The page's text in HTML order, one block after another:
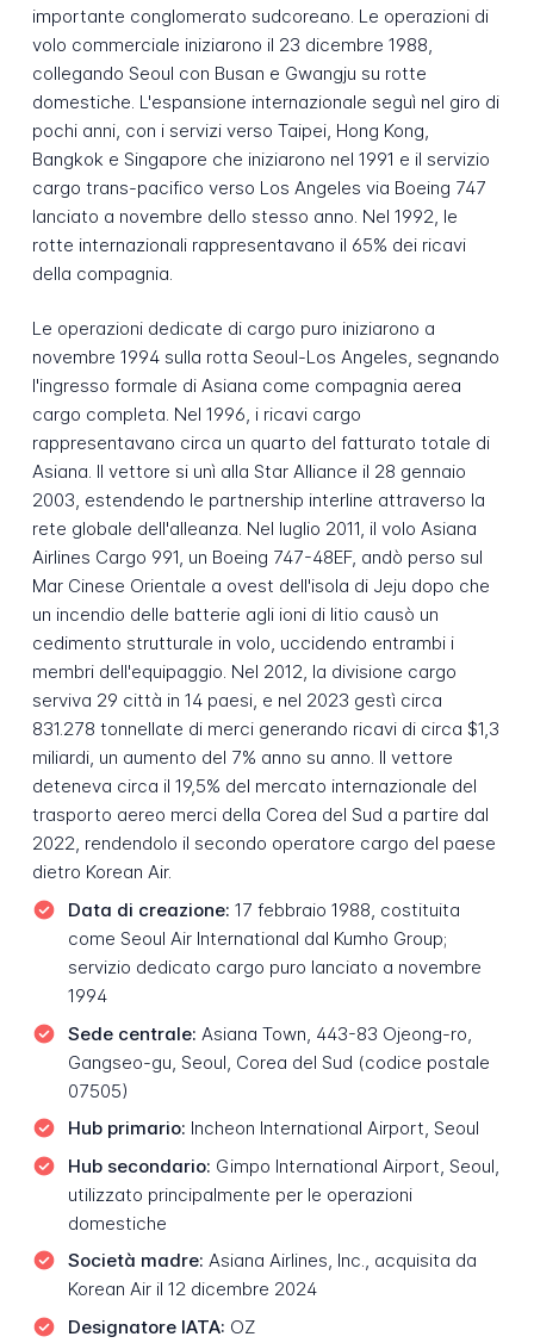
importante conglomerato sudcoreano. Le operazioni di
volo commerciale iniziarono il 23 dicembre 1988,
collegando Seoul con Busan e Gwangju su rotte
domestiche. L'espansione internazionale seguì nel giro di
pochi anni, con i servizi verso Taipei, Hong Kong,
Bangkok e Singapore che iniziarono nel 1991 e il servizio
cargo trans-pacifico verso Los Angeles via Boeing 747
lanciato a novembre dello stesso anno. Nel 1992, le
rotte internazionali rappresentavano il 65% dei ricavi
della compagnia.
Le operazioni dedicate di cargo puro iniziarono a
novembre 1994 sulla rotta Seoul-Los Angeles, segnando
l'ingresso formale di Asiana come compagnia aerea
cargo completa. Nel 1996, i ricavi cargo
rappresentavano circa un quarto del fatturato totale di
Asiana. Il vettore si unì alla Star Alliance il 28 gennaio
2003, estendendo le partnership interline attraverso la
rete globale dell'alleanza. Nel luglio 2011, il volo Asiana
Airlines Cargo 991, un Boeing 747-48EF, andò perso sul
Mar Cinese Orientale a ovest dell'isola di Jeju dopo che
un incendio delle batterie agli ioni di litio causò un
cedimento strutturale in volo, uccidendo entrambi i
membri dell'equipaggio. Nel 2012, la divisione cargo
serviva 29 città in 14 paesi, e nel 2023 gestì circa
831.278 tonnellate di merci generando ricavi di circa $1,3
miliardi, un aumento del 7% anno su anno. Il vettore
deteneva circa il 19,5% del mercato internazionale del
trasporto aereo merci della Corea del Sud a partire dal
2022, rendendolo il secondo operatore cargo del paese
dietro Korean Air.
Data di creazione: 17 febbraio 1988, costituita
come Seoul Air International dal Kumho Group;
servizio dedicato cargo puro lanciato a novembre
1994
Sede centrale: Asiana Town, 443-83 Ojeong-ro,
Gangseo-gu, Seoul, Corea del Sud (codice postale
07505)
Hub primario: Incheon International Airport, Seoul
Hub secondario: Gimpo International Airport, Seoul,
utilizzato principalmente per le operazioni
domestiche
Società madre: Asiana Airlines, Inc., acquisita da
Korean Air il 12 dicembre 2024
Designatore IATA: OZ